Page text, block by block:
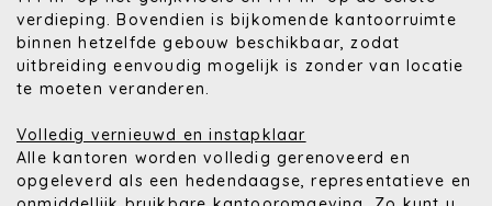
verdieping. Bovendien is bijkomende kantoorruimte
binnen hetzelfde gebouw beschikbaar, zodat
uitbreiding eenvoudig mogelijk is zonder van locatie
te moeten veranderen.
Volledig vernieuwd en instapklaar
Alle kantoren worden volledig gerenoveerd en
opgeleverd als een hedendaagse, representatieve en